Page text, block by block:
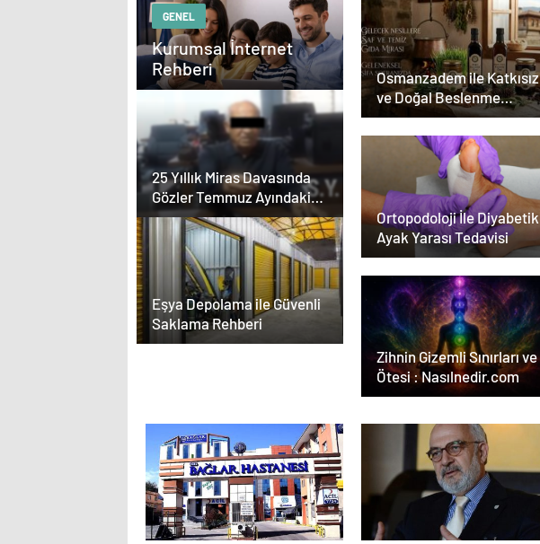
GENEL
Kurumsal İnternet
Rehberi
25 Yıllık Miras Davasında
Gözler Temmuz Ayındaki
Karar Duruşmasına Çevrildi
Eşya Depolama ile Güvenli
Saklama Rehberi
Osmanzadem ile Katkısız
ve Doğal Beslenme
Dönemi
Ortopodoloji İle Diyabetik
Ayak Yarası Tedavisi
Zihnin Gizemli Sınırları ve
Ötesi : Nasılnedir.com